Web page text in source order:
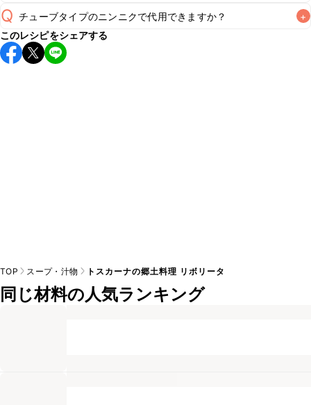
A
保存期間は冷蔵で翌日中が目安です。なるべくお早めにお召
し上がりください。
※日持ちは目安です。
Q チューブタイプのニンニクで代用できますか？ +
A
チューブタイプのニンニクを使用してもお作りいただけま
す。小さじ1を目安に加え、お好みの風味になるようご調節く
このレシピをシェアする
TOP スープ・汁物 トスカーナの郷土料理 リボリータ
同じ材料の人気ランキング